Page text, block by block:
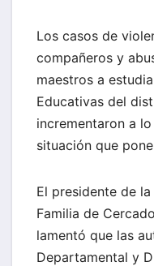
Los casos de
compañeros y
maestros a
Educativas del
incrementaron a
situación que
El presidente de
Familia de
lamentó que las
Departamental y